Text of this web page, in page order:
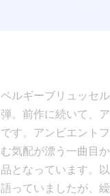
ベルギーブリュッセ
弾。前作に続いて、
です。アンビエント
む気配が漂う一曲目
品となっています。
語っていましたが、